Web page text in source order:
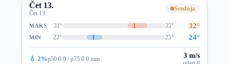
Čet 13.
Čet 13.
Srednja
MAKS 31° 35° 32°
MIN 22° 25° 24°
💧 2%p50 0.0 / p75 0.0 mm 3 m/s
udari 8